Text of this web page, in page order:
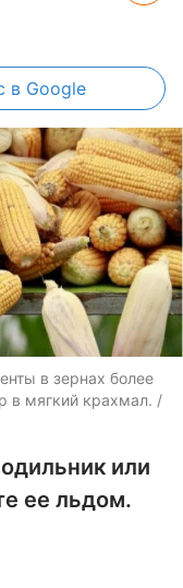
в Google
в зернах более
в мягкий крахмал. /
или
ее льдом.